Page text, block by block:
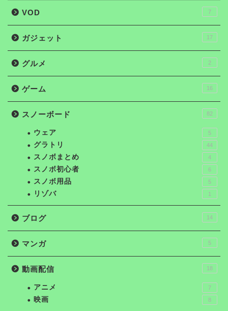
VOD 7
ガジェット 17
グルメ 2
ゲーム 16
スノーボード 82
ウェア 5
グラトリ 44
スノボまとめ 4
スノボ初心者 6
スノボ用品 5
リゾバ 1
ブログ 14
マンガ 5
動画配信 18
アニメ 7
映画 8